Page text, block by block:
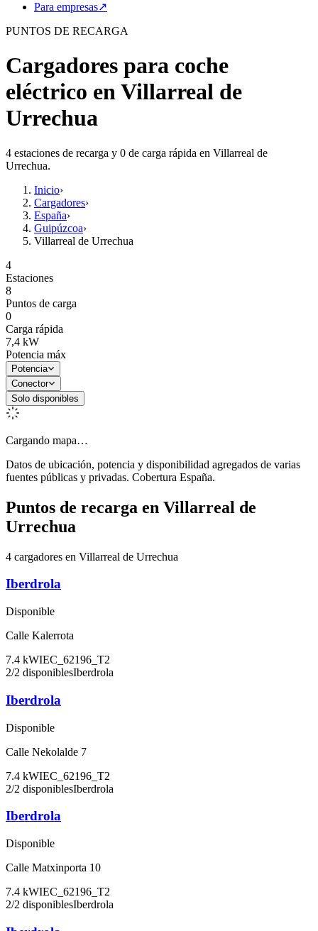
Para empresas↗
PUNTOS DE RECARGA
Cargadores para coche
eléctrico en Villarreal de
Urrechua
4 estaciones de recarga y 0 de carga rápida en Villarreal de
Urrechua.
Inicio›
Cargadores›
España›
Guipúzcoa›
Villarreal de Urrechua
4
Estaciones
8
Puntos de carga
0
Carga rápida
7,4 kW
Potencia máx
Potencia
Conector
Solo disponibles
Cargando mapa…
Datos de ubicación, potencia y disponibilidad agregados de varias
fuentes públicas y privadas. Cobertura España.
Puntos de recarga en Villarreal de
Urrechua
4 cargadores en Villarreal de Urrechua
Iberdrola
Disponible
Calle Kalerrota
7.4 kWIEC_62196_T2
2/2 disponiblesIberdrola
Iberdrola
Disponible
Calle Nekolalde 7
7.4 kWIEC_62196_T2
2/2 disponiblesIberdrola
Iberdrola
Disponible
Calle Matxinporta 10
7.4 kWIEC_62196_T2
2/2 disponiblesIberdrola